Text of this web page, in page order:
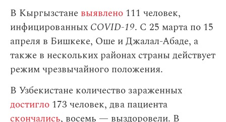
В Кыргызстане выявлено 111 человек,
инфицированных COVID-19. С 25 марта по 15
апреля в Бишкеке, Оше и Джалал-Абаде, а
также в нескольких районах страны действует
режим чрезвычайного положения.
В Узбекистане количество зараженных
достигло 173 человек, два пациента
скончались, восемь — выздоровели. В